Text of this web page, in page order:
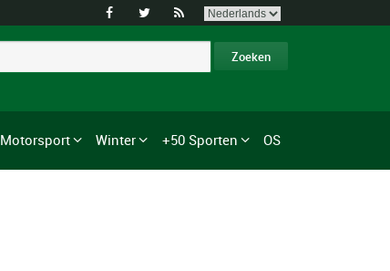
  
Motorsport Winter +50 Sporten OS